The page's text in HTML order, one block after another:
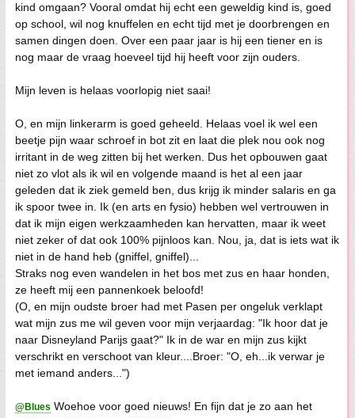
kind omgaan? Vooral omdat hij echt een geweldig kind is, goed
op school, wil nog knuffelen en echt tijd met je doorbrengen en
samen dingen doen. Over een paar jaar is hij een tiener en is
nog maar de vraag hoeveel tijd hij heeft voor zijn ouders.
Mijn leven is helaas voorlopig niet saai!
O, en mijn linkerarm is goed geheeld. Helaas voel ik wel een
beetje pijn waar schroef in bot zit en laat die plek nou ook nog
irritant in de weg zitten bij het werken. Dus het opbouwen gaat
niet zo vlot als ik wil en volgende maand is het al een jaar
geleden dat ik ziek gemeld ben, dus krijg ik minder salaris en ga
ik spoor twee in. Ik (en arts en fysio) hebben wel vertrouwen in
dat ik mijn eigen werkzaamheden kan hervatten, maar ik weet
niet zeker of dat ook 100% pijnloos kan. Nou, ja, dat is iets wat ik
niet in de hand heb (gniffel, gniffel)...
Straks nog even wandelen in het bos met zus en haar honden,
ze heeft mij een pannenkoek beloofd!
(O, en mijn oudste broer had met Pasen per ongeluk verklapt
wat mijn zus me wil geven voor mijn verjaardag: "Ik hoor dat je
naar Disneyland Parijs gaat?" Ik in de war en mijn zus kijkt
verschrikt en verschoot van kleur....Broer: "O, eh...ik verwar je
met iemand anders...")
@Blues Woehoe voor goed nieuws! En fijn dat je zo aan het